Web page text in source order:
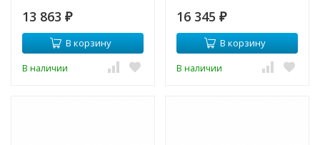
13 863 ₽
В корзину
В наличии
16 345 ₽
В корзину
В наличии